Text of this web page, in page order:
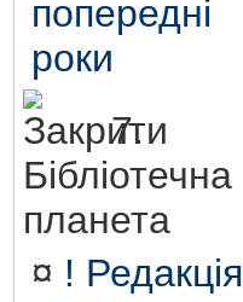
попередні
роки
7.
Бібліотечна
планета
¤ ! Редакція